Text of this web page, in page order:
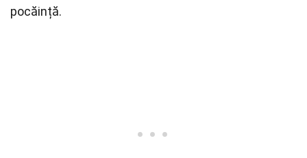
pocăință.